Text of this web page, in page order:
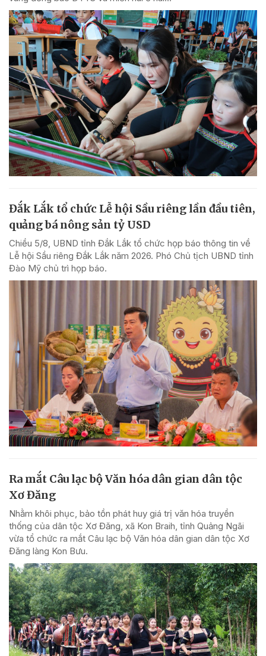
Đắk Lắk tổ chức Lễ hội Sầu riêng lần đầu tiên,
quảng bá nông sản tỷ USD
Chiều 5/8, UBND tỉnh Đắk Lắk tổ chức họp báo thông tin về
Lễ hội Sầu riêng Đắk Lắk năm 2026. Phó Chủ tịch UBND tỉnh
Đào Mỹ chủ trì họp báo.
Ra mắt Câu lạc bộ Văn hóa dân gian dân tộc
Xơ Đăng
Nhằm khôi phục, bảo tồn phát huy giá trị văn hóa truyền
thống của dân tộc Xơ Đăng, xã Kon Braih, tỉnh Quảng Ngãi
vừa tổ chức ra mắt Câu lạc bộ Văn hóa dân gian dân tộc Xơ
Đăng làng Kon Bưu.